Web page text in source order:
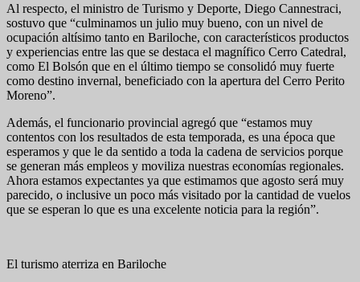
Al respecto, el ministro de Turismo y Deporte, Diego Cannestraci,
sostuvo que “culminamos un julio muy bueno, con un nivel de
ocupación altísimo tanto en Bariloche, con característicos productos
y experiencias entre las que se destaca el magnífico Cerro Catedral,
como El Bolsón que en el último tiempo se consolidó muy fuerte
como destino invernal, beneficiado con la apertura del Cerro Perito
Moreno”.
Además, el funcionario provincial agregó que “estamos muy
contentos con los resultados de esta temporada, es una época que
esperamos y que le da sentido a toda la cadena de servicios porque
se generan más empleos y moviliza nuestras economías regionales.
Ahora estamos expectantes ya que estimamos que agosto será muy
parecido, o inclusive un poco más visitado por la cantidad de vuelos
que se esperan lo que es una excelente noticia para la región”.
El turismo aterriza en Bariloche